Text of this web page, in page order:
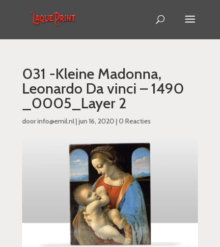
031 -Kleine Madonna,
Leonardo Da vinci – 1490
_0005_Layer 2
doorinfo@emil.nl| jun 16, 2020 | 0 Reacties